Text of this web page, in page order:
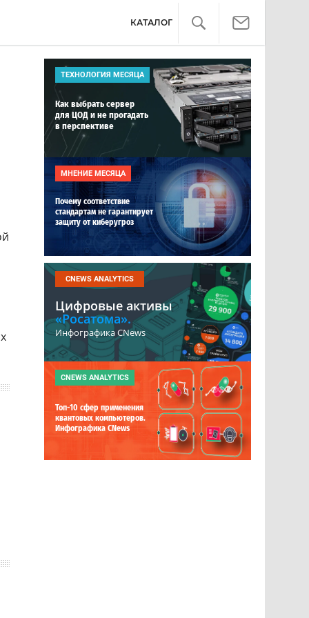
КАТАЛОГ
ТЕХНОЛОГИЯ МЕСЯЦА
Как выбрать сервер
для ЦОД и не прогадать
в перспективе
МНЕНИЕ МЕСЯЦА
Почему соответствие
стандартам не гарантирует
защиту от киберугроз
CNEWS ANALYTICS
Цифровые активы
«Росатома».
Инфографика CNews
CNEWS ANALYTICS
Топ-10 сфер применения
квантовых компьютеров.
Инфографика CNews